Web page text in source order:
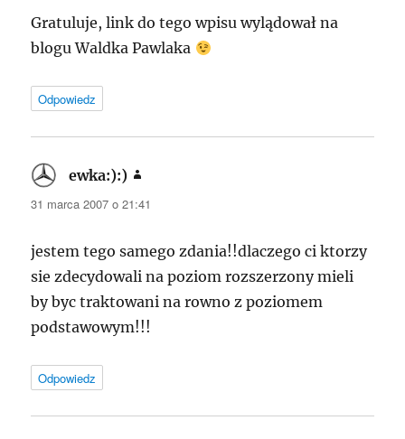
Gratuluje, link do tego wpisu wylądował na
blogu Waldka Pawlaka
Odpowiedz
ewka:):)
31 marca 2007 o 21:41
jestem tego samego zdania!!dlaczego ci ktorzy
sie zdecydowali na poziom rozszerzony mieli
by byc traktowani na rowno z poziomem
podstawowym!!!
Odpowiedz